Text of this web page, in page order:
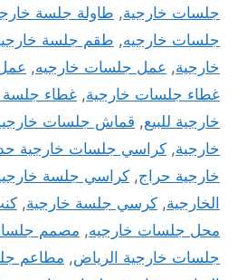
جلسات خارجية, طاولة جلسة
جلسات خارجيه, طقم جلسة
خارجية, عمل جلسات خارجيه,
غطاء جلسات خارجية, غطاء جلسة
خارجية للبيع, قماش جلسات
خارجية, كراسي جلسات خارجية
خارجية حراج, كراسي جلسة
الخارجية, كرسي جلسة خارجية,
محل جلسات خارجيه, مصمم
جلسات خارجية الرياض, مطاعم